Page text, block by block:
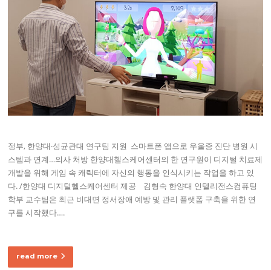
정부, 한양대·성균관대 연구팀 지원 ​ 스마트폰 앱으로 우울증 진단 병원 시
스템과 연계…의사 처방 한양대헬스케어센터의 한 연구원이 디지털 치료제
개발을 위해 게임 속 캐릭터에 자신의 행동을 인식시키는 작업을 하고 있
다. /한양대 디지털헬스케어센터 제공 ​ ​ ​ 김형숙 한양대 인텔리전스컴퓨팅
학부 교수팀은 최근 비대면 정서장애 예방 및 관리 플랫폼 구축을 위한 연
구를 시작했다….
read more